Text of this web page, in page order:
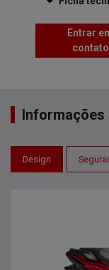
Entrar
contato
Informações
Design